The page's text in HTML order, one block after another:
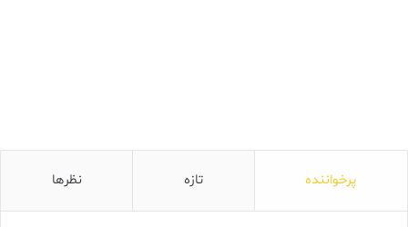
پرخواننده تازه نظرها